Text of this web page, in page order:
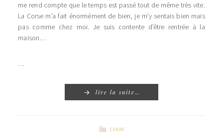
me rend compte que le temps est passé tout de même très vite.
La Corse m’a fait énormément de bien, je m’y sentais bien mais
pas comme chez moi. Je suis contente d’être rentrée à la
maison…
…
lire la suite…
LOOK